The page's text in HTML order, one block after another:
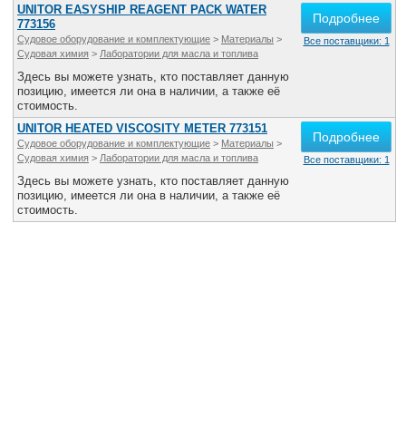
UNITOR EASYSHIP REAGENT PACK WATER
773156
Судовое оборудование и комплектующие > Материалы >
Судовая химия > Лаборатории для масла и топлива
Здесь вы можете узнать, кто поставляет данную
позицию, имеется ли она в наличии, а также её
стоимость.
Подробнее
Все поставщики: 1
UNITOR HEATED VISCOSITY METER 773151
Судовое оборудование и комплектующие > Материалы >
Судовая химия > Лаборатории для масла и топлива
Здесь вы можете узнать, кто поставляет данную
позицию, имеется ли она в наличии, а также её
стоимость.
Подробнее
Все поставщики: 1